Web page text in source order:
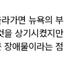
가면 뉴욕의 부
을 상기시켰지만
장애물이라는 점